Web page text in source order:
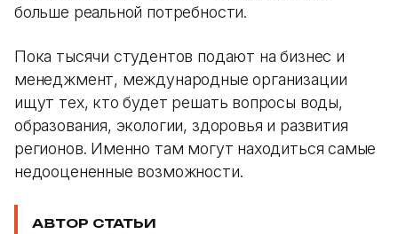
больше реальной потребности.
Пока тысячи студентов подают на бизнес и
менеджмент, международные организации
ищут тех, кто будет решать вопросы воды,
образования, экологии, здоровья и развития
регионов. Именно там могут находиться самые
недооцененные возможности.
АВТОР СТАТЬИ